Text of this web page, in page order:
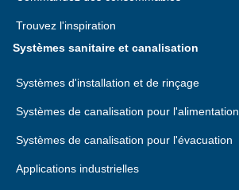
Trouvez l'inspiration
Systèmes sanitaire et canalisation
Systèmes d'installation et de rinçage
Systèmes de canalisation pour l'alimentation
Systèmes de canalisation pour l'évacuation
Applications industrielles